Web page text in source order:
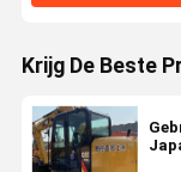
Krijg De Beste